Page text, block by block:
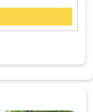
không gỉ, nhiều líp sẽ
trải nghiệm thú vị cũng từ